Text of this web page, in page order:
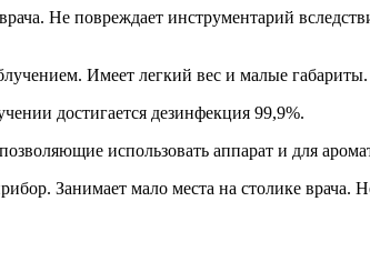
Не повреждает инструментарий
Имеет легкий вес и малые габариты.
достигается дезинфекция 99,9%.
использовать аппарат и для
Занимает мало места на столике врача.